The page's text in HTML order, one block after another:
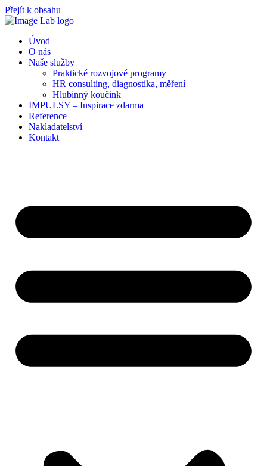
Přejít k obsahu
Úvod
O nás
Naše služby
Praktické rozvojové programy
HR consulting, diagnostika, měření
Hlubinný koučink
IMPULSY – Inspirace zdarma
Reference
Nakladatelství
Kontakt